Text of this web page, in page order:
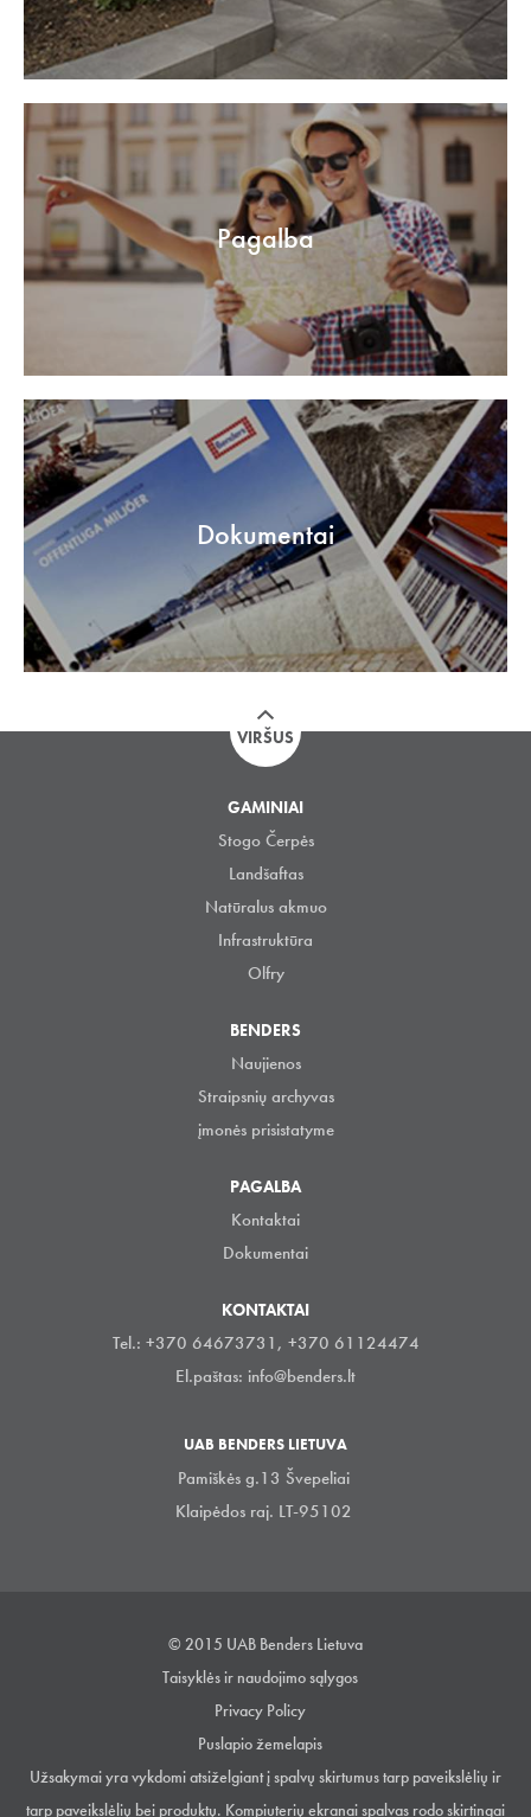
Pagalba
Dokumentai
VIRŠUS
GAMINIAI
Stogo Čerpės
Landšaftas
Natūralus akmuo
Infrastruktūra
Olfry
BENDERS
Naujienos
Straipsnių archyvas
įmonės prisistatyme
PAGALBA
Kontaktai
Dokumentai
KONTAKTAI
Tel.: +370 64673731, +370 61124474
El.paštas: info@benders.lt
UAB BENDERS LIETUVA
Pamiškės g.13 Švepeliai
Klaipėdos raj. LT-95102
© 2015 UAB Benders Lietuva
Taisyklės ir naudojimo sąlygos
Privacy Policy
Puslapio žemelapis
Užsakymai yra vykdomi atsiželgiant į spalvų skirtumus tarp paveikslėlių ir
tarp paveikslėlių bei produktų. Kompiuterių ekranai spalvas rodo skirtingai